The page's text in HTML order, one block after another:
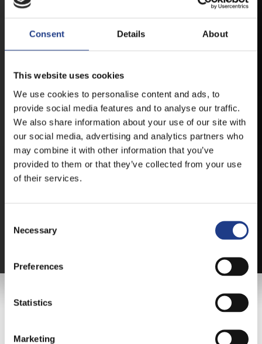
Consent Details About
This website uses cookies
We use cookies to personalise content and ads, to
provide social media features and to analyse our traffic.
We also share information about your use of our site with
our social media, advertising and analytics partners who
may combine it with other information that you’ve
provided to them or that they’ve collected from your use
of their services.
Necessary
Preferences
Statistics
Marketing
TICKETS
MAIN SPONSOR